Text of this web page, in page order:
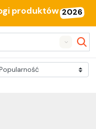
produktów 2026
Search